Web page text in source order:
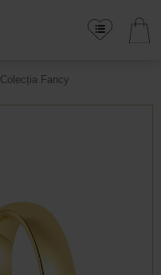
Colecția Fancy